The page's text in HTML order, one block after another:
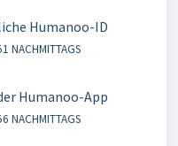
Humanoo-ID
Humanoo-App